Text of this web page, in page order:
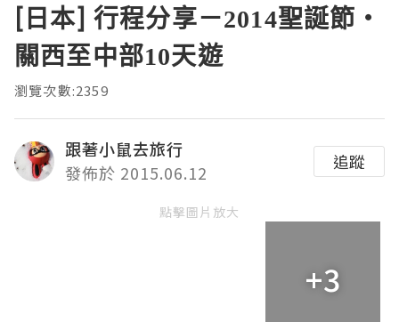
[日本] 行程分享－2014聖誕節・
關西至中部10天遊
瀏覽次數:2359
跟著小鼠去旅行
發佈於 2015.06.12
追蹤
點擊圖片放大
+3